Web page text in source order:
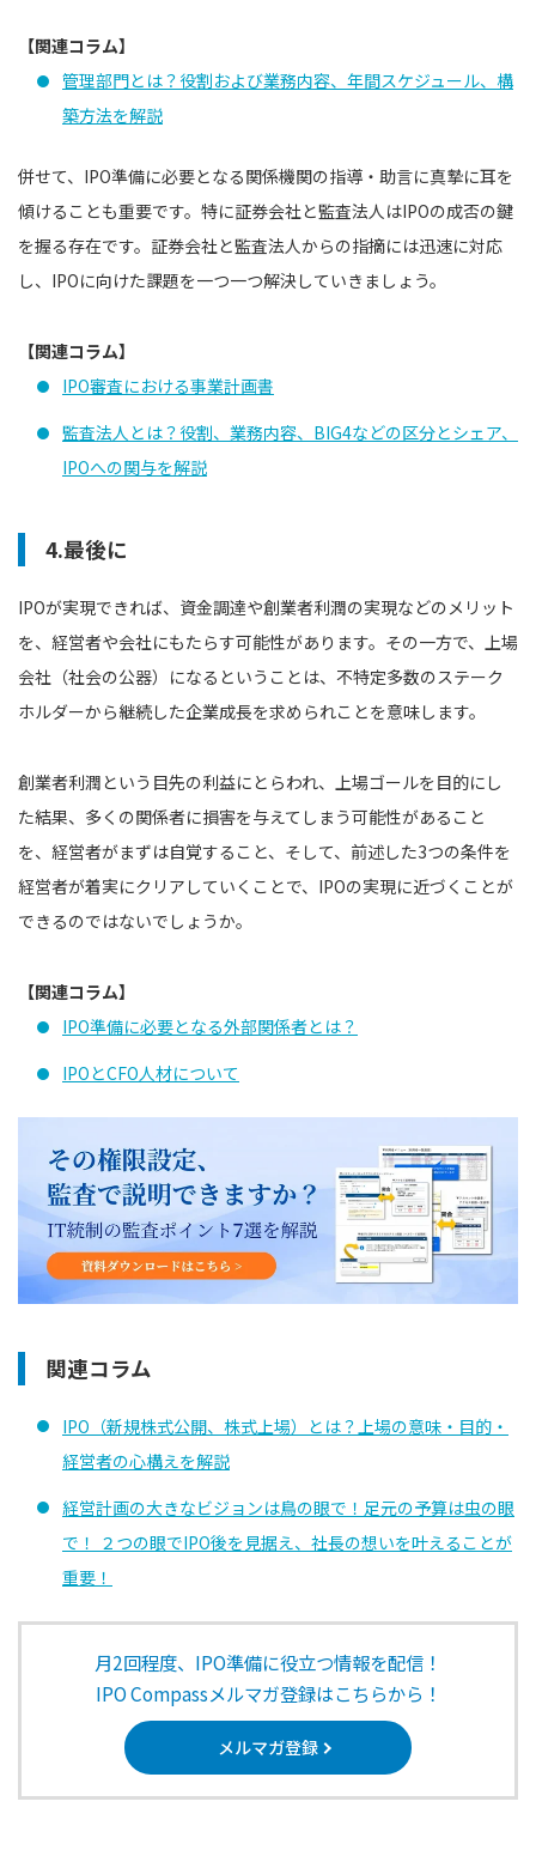
【関連コラム】
管理部門とは？役割および業務内容、年間スケジュール、構
築方法を解説
併せて、IPO準備に必要となる関係機関の指導・助言に真摯に耳を
傾けることも重要です。特に証券会社と監査法人はIPOの成否の鍵
を握る存在です。証券会社と監査法人からの指摘には迅速に対応
し、IPOに向けた課題を一つ一つ解決していきましょう。
【関連コラム】
IPO審査における事業計画書
監査法人とは？役割、業務内容、BIG4などの区分とシェア、
IPOへの関与を解説
4.最後に
IPOが実現できれば、資金調達や創業者利潤の実現などのメリット
を、経営者や会社にもたらす可能性があります。その一方で、上場
会社（社会の公器）になるということは、不特定多数のステーク
ホルダーから継続した企業成長を求められことを意味します。
創業者利潤という目先の利益にとらわれ、上場ゴールを目的にし
た結果、多くの関係者に損害を与えてしまう可能性があること
を、経営者がまずは自覚すること、そして、前述した3つの条件を
経営者が着実にクリアしていくことで、IPOの実現に近づくことが
できるのではないでしょうか。
【関連コラム】
IPO準備に必要となる外部関係者とは？
IPOとCFO人材について
関連コラム
IPO（新規株式公開、株式上場）とは？上場の意味・目的・
経営者の心構えを解説
経営計画の大きなビジョンは鳥の眼で！足元の予算は虫の眼
で！ ２つの眼でIPO後を見据え、社長の想いを叶えることが
重要！
月2回程度、IPO準備に役立つ情報を配信！
IPO Compassメルマガ登録はこちらから！
メルマガ登録